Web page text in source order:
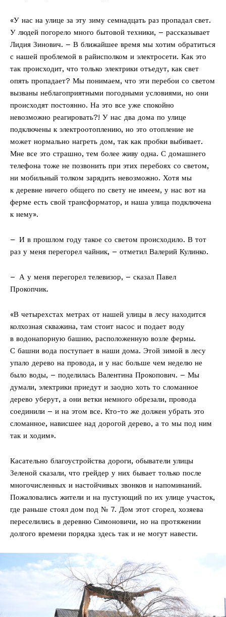
«У нас на улице за эту зиму семнадцать раз пропадал свет.
У людей погорело много бытовой техники, – рассказывает
Лидия Зинович. – В ближайшее время мы хотим обратиться
с нашей проблемой в райисполком и электросети. Как это
так происходит, что только электрики отъедут, как свет
опять пропадает? Мы понимаем, что эти перебои со светом
вызваны неблагоприятными погодными условиями, но они
происходят постоянно. На это все уже спокойно
невозможно реагировать?! У нас два дома по улице
подключены к электроотоплению, но это отопление не
может нормально нагреть дом, так как пробки выбивает.
Мне все это страшно, тем более живу одна. С домашнего
телефона тоже не позвонить при этих перебоях со светом,
ни мобильный толком зарядить невозможно. Хотя мы
к деревне ничего общего по свету не имеем, у нас вот на
ферме есть свой трансформатор, и наша улица подключена
к нему».
– И в прошлом году такое со светом происходило. В тот
раз у меня перегорел чайник, – отметил Валерий Кулинко.
– А у меня перегорел телевизор, – сказал Павел
Прокопчик.
«В четырехстах метрах от нашей улицы в лесу находится
колхозная скважина, там стоит насос и подает воду
в водонапорную башню, расположенную возле фермы.
С башни вода поступает в наши дома. Этой зимой в лесу
упало дерево на провода, и у нас больше чем неделю не
было воды, – поделилась Валентина Прокопович. – Мы
думали, электрики приедут и заодно хоть то сломанное
дерево уберут, а они ветки немного обрезали, провода
соединили – и на этом все. Кто-то же должен убрать это
сломанное, нависшее над дорогой дерево, а то мы под ним
так и ходим».
Касательно благоустройства дороги, обыватели улицы
Зеленой сказали, что грейдер у них бывает только после
многочисленных и настойчивых звонков и напоминаний.
Пожаловались жители и на пустующий по их улице участок,
где раньше стоял дом под № 7. Дом этот сгорел, хозяева
переселились в деревню Симоновичи, но на протяжении
долгого времени порядка здесь так и не могут навести.